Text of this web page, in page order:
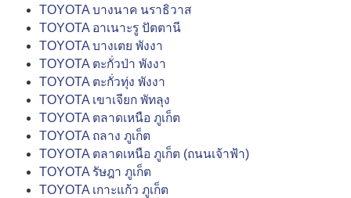
TOYOTA บางนาค นราธิวาส
TOYOTA อาเนาะรู ปัตตานี
TOYOTA บางเตย พังงา
TOYOTA ตะกั่วป่า พังงา
TOYOTA ตะกั่วทุ่ง พังงา
TOYOTA เขาเจียก พัทลุง
TOYOTA ตลาดเหนือ ภูเก็ต
TOYOTA ถลาง ภูเก็ต
TOYOTA ตลาดเหนือ ภูเก็ต (ถนนเจ้าฟ้า)
TOYOTA รัษฎา ภูเก็ต
TOYOTA เกาะแก้ว ภูเก็ต